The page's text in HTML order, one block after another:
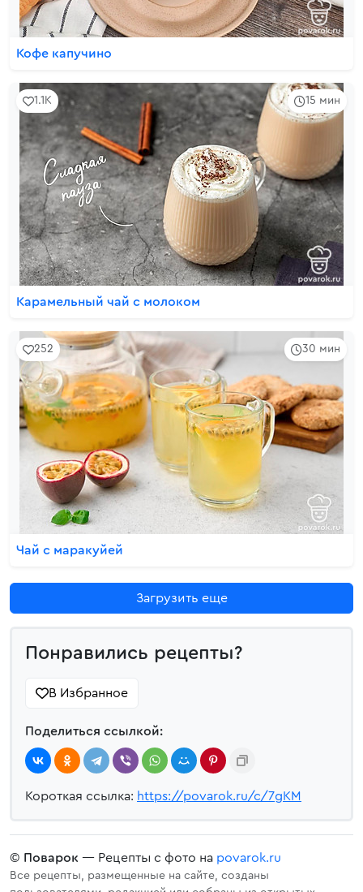
Кофе капучино
15 мин
1.1K
Карамельный чай с молоком
30 мин
252
Чай с маракуйей
Загрузить еще
Понравились рецепты?
В Избранное
Поделиться ссылкой:
Короткая ссылка: https://povarok.ru/c/7gKM
© Поварок — Рецепты с фото на povarok.ru
Все рецепты, размещенные на сайте, созданы